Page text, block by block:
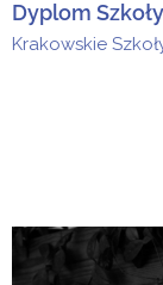
Dyplom
Krakowskie